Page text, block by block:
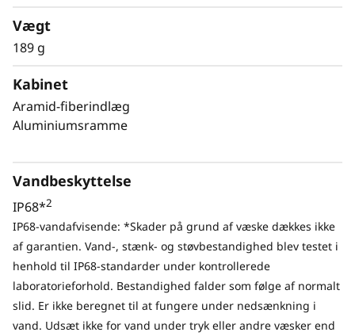
Vægt
189 g
Kabinet
Aramid-fiberindlæg
Aluminiumsramme
Vandbeskyttelse
IP68*2
IP68-vandafvisende: *Skader på grund af væske dækkes ikke
af garantien. Vand-, stænk- og støvbestandighed blev testet i
henhold til IP68-standarder under kontrollerede
laboratorieforhold. Bestandighed falder som følge af normalt
slid. Er ikke beregnet til at fungere under nedsænkning i
vand. Udsæt ikke for vand under tryk eller andre væsker end